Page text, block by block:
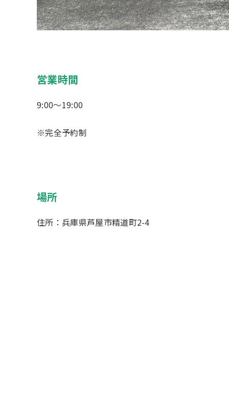
営業時間
9:00～19:00
※完全予約制
場所
住所：兵庫県芦屋市精道町2-4